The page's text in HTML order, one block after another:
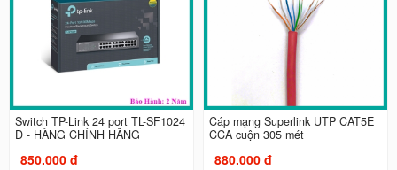
Switch TP-Link 24 port TL-SF1024
D - HÀNG CHÍNH HÃNG
850.000 đ
Cáp mạng Superlink UTP CAT5E
CCA cuộn 305 mét
880.000 đ